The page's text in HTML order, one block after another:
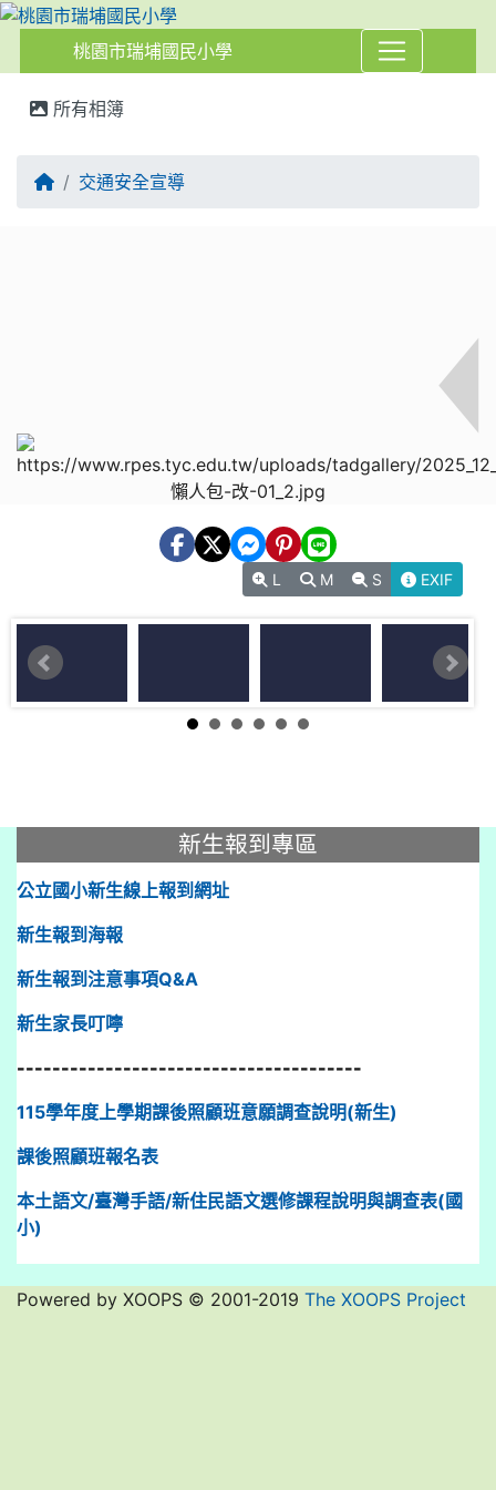
桃園市瑞埔國民小學
所有相簿
交通安全宣導
L M S EXIF
新生報到專區
公立國小新生線上報到網址
新生報到海報
新生報到注意事項Q&A
新生家長叮嚀
---------------------------------------
115學年度上學期課後照顧班意願調查說明(新生)
課後照顧班報名表
本土語文/臺灣手語/新住民語文選修課程說明與調查表(國
小)
Powered by XOOPS © 2001-2019 The XOOPS Project